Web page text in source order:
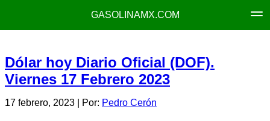
GASOLINAMX.COM
Dólar hoy Diario Oficial (DOF).
Viernes 17 Febrero 2023
17 febrero, 2023 | Por: Pedro Cerón